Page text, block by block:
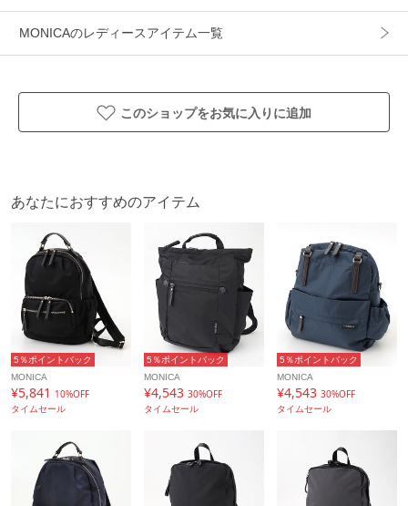
小柄な方でも背負いやすいサイズに。
カラーの組み合わせにもこだわり、内生地は中の荷物が探し
やすく、毎日の気分を上げてくれるようなきれいめカラーを
※外側…ファスナーポケット×3、オープンサイドポケット×2
※照明の関係により、実際よりも色味が違って見える場合が
またパソコン・スマートフォンなどの環境により、若干製品
と画像のカラーが異なる場合もございます。
予めご了承ください。
アイテム情報
配送料
送料無料
商品コード MONI-1058
性別タイプ レディース
MONICAのレディースアイテム一覧
このショップをお気に入りに追加
あなたにおすすめのアイテム
5％ポイントバック
MONICA
¥5,841 10%OFF
タイムセール
5％ポイントバック
MONICA
¥4,543 30%OFF
タイムセール
5％ポイントバック
MONICA
¥4,543 30%OFF
タイムセール